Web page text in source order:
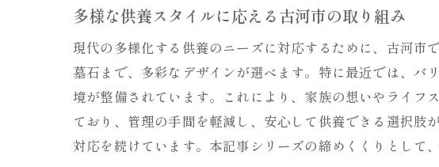
古河
地域
供養
安心
古河
供養
多様な供養スタイルに応える古河市の取り組み
現代の多様化する供養のニーズに対応するために、古河市
墓石まで、多彩なデザインが選べます。特に最近では、
境が整備されています。これにより、家族の想いやライ
ており、管理の手間を軽減し、安心して供養できる選択
対応を続けています。本記事シリーズの締めくくりとして